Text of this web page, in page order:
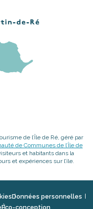
de l’Île de Ré, géré par
de Communes de l’Île de
et habitants dans la
et expériences sur l’île.
Données personnelles
Éco-conception